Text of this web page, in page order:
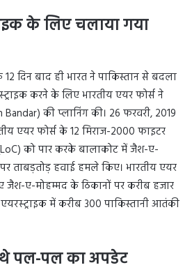
के लिए चलाया गया
दिन बाद ही भारत ने पाकिस्तान से बदला
करने के लिए भारतीय एयर फोर्स ने
की प्लानिंग की। 26 फरवरी, 2019
एयर फोर्स के 12 मिराज-2000 फाइटर
को पार करके बालाकोट में जैश-ए-
ताबड़तोड़ हवाई हमले किए। भारतीय एयर
जैश-ए-मोहम्मद के ठिकानों पर करीब हजार
में करीब 300 पाकिस्तानी आतंकी
थे पल-पल का अपडेट